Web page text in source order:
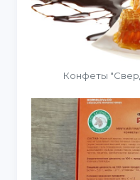
Конфеты